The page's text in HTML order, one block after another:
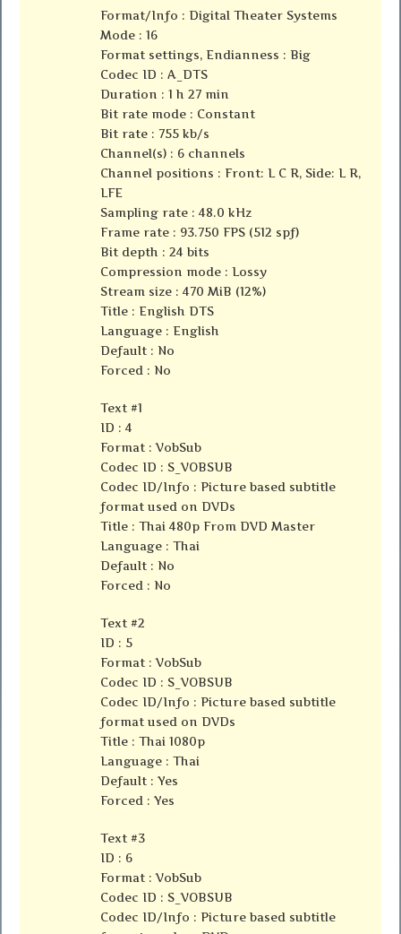
Format/Info : Digital Theater Systems
Mode : 16
Format settings, Endianness : Big
Codec ID : A_DTS
Duration : 1 h 27 min
Bit rate mode : Constant
Bit rate : 755 kb/s
Channel(s) : 6 channels
Channel positions : Front: L C R, Side: L R,
LFE
Sampling rate : 48.0 kHz
Frame rate : 93.750 FPS (512 spf)
Bit depth : 24 bits
Compression mode : Lossy
Stream size : 470 MiB (12%)
Title : English DTS
Language : English
Default : No
Forced : No
Text #1
ID : 4
Format : VobSub
Codec ID : S_VOBSUB
Codec ID/Info : Picture based subtitle
format used on DVDs
Title : Thai 480p From DVD Master
Language : Thai
Default : No
Forced : No
Text #2
ID : 5
Format : VobSub
Codec ID : S_VOBSUB
Codec ID/Info : Picture based subtitle
format used on DVDs
Title : Thai 1080p
Language : Thai
Default : Yes
Forced : Yes
Text #3
ID : 6
Format : VobSub
Codec ID : S_VOBSUB
Codec ID/Info : Picture based subtitle